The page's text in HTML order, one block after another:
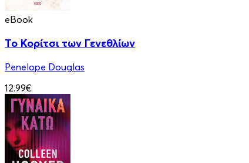
eBook
Το Κορίτσι των Γενεθλίων
Penelope Douglas
12.99€